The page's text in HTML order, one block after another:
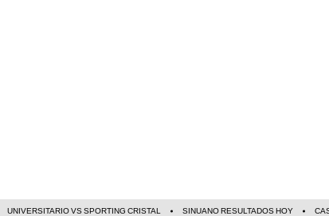
UNIVERSITARIO VS SPORTING CRISTAL SINUANO RESULTADOS HOY